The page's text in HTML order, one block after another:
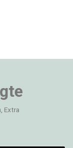
Extra